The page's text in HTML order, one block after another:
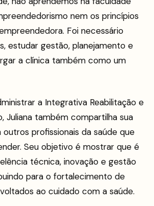
nem os princípios
Foi necessário
estudar gestão, planejamento e
a clínica também como um
a Integrativa Reabilitação e
Juliana também compartilha sua
profissionais da saúde que
Seu objetivo é mostrar que é
técnica, inovação e gestão
para o fortalecimento de
ao cuidado com a saúde.